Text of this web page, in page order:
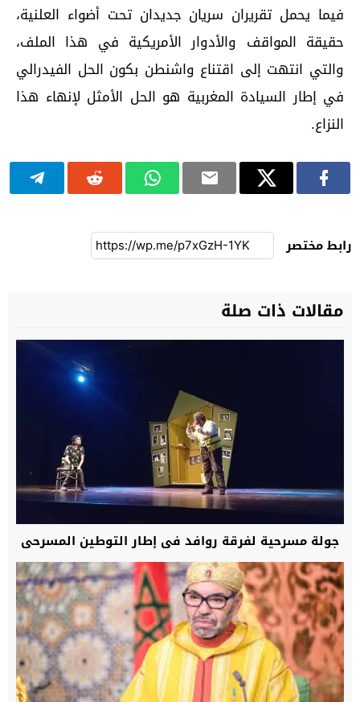
فيما يحمل تقريران سريان جديدان تحت أضواء العلنية،
حقيقة المواقف والأدوار الأمريكية في هذا الملف،
والتي انتهت إلى اقتناع واشنطن بكون الحل الفيدرالي
في إطار السيادة المغربية هو الحل الأمثل لإنهاء هذا
النزاع.
رابط مختصر
مقالات ذات صلة
جولة مسرحية لفرقة روافد في إطار التوطين المسرحي